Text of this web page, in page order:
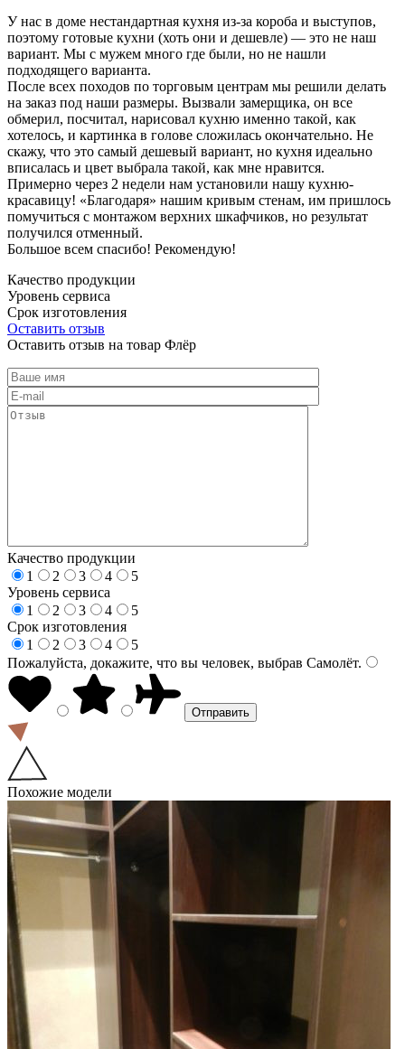
У нас в доме нестандартная кухня из-за короба и выступов,
поэтому готовые кухни (хоть они и дешевле) — это не наш
вариант. Мы с мужем много где были, но не нашли
подходящего варианта.
После всех походов по торговым центрам мы решили делать
на заказ под наши размеры. Вызвали замерщика, он все
обмерил, посчитал, нарисовал кухню именно такой, как
хотелось, и картинка в голове сложилась окончательно. Не
скажу, что это самый дешевый вариант, но кухня идеально
вписалась и цвет выбрала такой, как мне нравится.
Примерно через 2 недели нам установили нашу кухню-
красавицу! «Благодаря» нашим кривым стенам, им пришлось
помучиться с монтажом верхних шкафчиков, но результат
получился отменный.
Большое всем спасибо! Рекомендую!
Качество продукции
Уровень сервиса
Срок изготовления
Оставить отзыв
Оставить отзыв на товар Флёр
Качество продукции
1
2 3 4
5
Уровень сервиса
1
2 3 4
5
Срок изготовления
1
2 3 4
5
Пожалуйста, докажите, что вы человек, выбрав Самолёт.
Похожие модели